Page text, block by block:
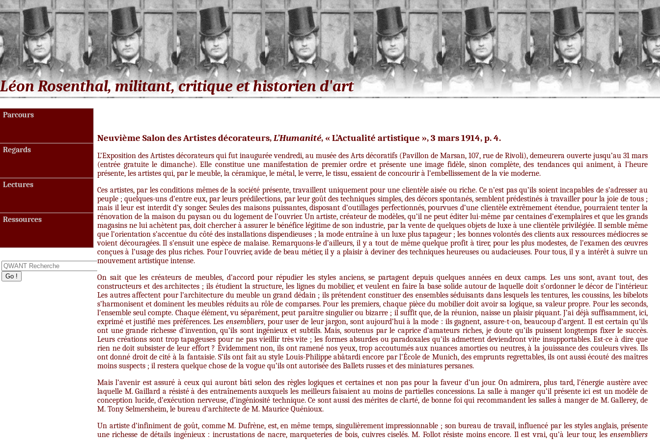
code_galerie
Léon Rosenthal, militant, critique et historien d'art
Neuvième Salon des Artistes décorateurs,L’Humanité, « L’Actualité artistique », 3 mars 1914, p. 4.
L’Exposition des Artistes décorateurs qui fut inaugurée vendredi, au musée des Arts décoratifs (Pavillon de Marsan, 107, rue de Rivoli), demeurera ouverte jusqu’au 31 mars
(entrée gratuite le dimanche). Elle constitue une manifestation de premier ordre et présente une image fidèle, sinon complète, des tendances qui animent, à l’heure
présente, les artistes qui, par le meuble, la céramique, le métal, le verre, le tissu, essaient de concourir à l’embellissement de la vie moderne.
Ces artistes, par les conditions mêmes de la société présente, travaillent uniquement pour une clientèle aisée ou riche. Ce n’est pas qu’ils soient incapables de s’adresser au
peuple ; quelques-uns d’entre eux, par leurs prédilections, par leur goût des techniques simples, des décors spontanés, semblent prédestinés à travailler pour la joie de tous ;
mais il leur est interdit d’y songer. Seules des maisons puissantes, disposant d’outillages perfectionnés, pourvues d’une clientèle extrêmement étendue, pourraient tenter la
rénovation de la maison du paysan ou du logement de l’ouvrier. Un artiste, créateur de modèles, qu’il ne peut éditer lui-même par centaines d’exemplaires et que les grands
magasins ne lui achètent pas, doit chercher à assurer le bénéfice légitime de son industrie, par la vente de quelques objets de luxe à une clientèle privilégiée. Il semble même
que l’orientation s’accentue du côté des installations dispendieuses ; la mode entraîne à un luxe plus tapageur ; les bonnes volontés des clients aux ressources médiocres se
voient découragées. Il s’ensuit une espèce de malaise. Remarquons-le d’ailleurs, il y a tout de même quelque profit à tirer, pour les plus modestes, de l’examen des œuvres
conçues à l’usage des plus riches. Pour l’ouvrier, avide de beau métier, il y a plaisir à deviner des techniques heureuses ou audacieuses. Pour tous, il y a intérêt à suivre un
mouvement artistique intense.
On sait que les créateurs de meubles, d’accord pour répudier les styles anciens, se partagent depuis quelques années en deux camps. Les uns sont, avant tout, des
constructeurs et des architectes ; ils étudient la structure, les lignes du mobilier, et veulent en faire la base solide autour de laquelle doit s’ordonner le décor de l’intérieur.
Les autres affectent pour l’architecture du meuble un grand dédain ; ils prétendent constituer des ensembles séduisants dans lesquels les tentures, les coussins, les bibelots
s’harmonisent et dominent les meubles réduits au rôle de comparses. Pour les premiers, chaque pièce du mobilier doit avoir sa logique, sa valeur propre. Pour les seconds,
l’ensemble seul compte. Chaque élément, vu séparément, peut paraître singulier ou bizarre ; il suffit que, de la réunion, naisse un plaisir piquant. J’ai déjà suffisamment, ici,
exprimé et justifié mes préférences. Les ensembliers, pour user de leur jargon, sont aujourd’hui à la mode : ils gagnent, assure-t-on, beaucoup d’argent. Il est certain qu’ils
ont une grande richesse d’invention, qu’ils sont ingénieux et subtils. Mais, soutenus par le caprice d’amateurs riches, je doute qu’ils puissent longtemps fixer le succès.
Leurs créations sont trop tapageuses pour ne pas vieillir très vite ; les formes absurdes ou paradoxales qu’ils admettent deviendront vite insupportables. Est-ce à dire que
rien ne doit subsister de leur effort ? Évidemment non, ils ont ramené nos yeux, trop accoutumés aux nuances amorties ou neutres, à la jouissance des couleurs vives. Ils
ont donné droit de cité à la fantaisie. S’ils ont fait au style Louis-Philippe abâtardi encore par l’École de Munich, des emprunts regrettables, ils ont aussi écouté des maîtres
moins suspects ; il restera quelque chose de la vogue qu’ils ont autorisée des Ballets russes et des miniatures persanes.
Mais l’avenir est assuré à ceux qui auront bâti selon des règles logiques et certaines et non pas pour la faveur d’un jour. On admirera, plus tard, l’énergie austère avec
laquelle M. Gaillard a résisté à des entraînements auxquels les meilleurs faisaient au moins de partielles concessions. La salle à manger qu’il présente ici est un modèle de
conception lucide, d’exécution nerveuse, d’ingéniosité technique. Ce sont aussi des mérites de clarté, de bonne foi qui recommandent les salles à manger de M. Gallerey, de
M. Tony Selmersheim, le bureau d’architecte de M. Maurice Quénioux.
Un artiste d’infiniment de goût, comme M. Dufrène, est, en même temps, singulièrement impressionnable ; son bureau de travail, influencé par les styles anglais, présente
une richesse de détails ingénieux : incrustations de nacre, marqueteries de bois, cuivres ciselés. M. Follot résiste moins encore. Il est vrai, qu’à leur tour, les ensembliers
Parcours
Regards
Lectures
Ressources